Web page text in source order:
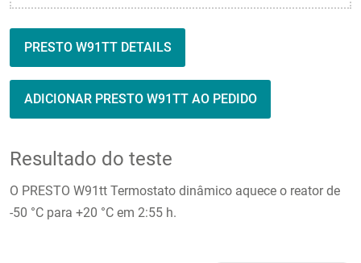
PRESTO W91TT DETAILS
ADICIONAR PRESTO W91TT AO PEDIDO
Resultado do teste
O PRESTO W91tt Termostato dinâmico aquece o reator de
-50 °C para +20 °C em 2:55 h.